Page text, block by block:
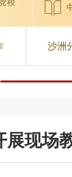
沙洲
展现场